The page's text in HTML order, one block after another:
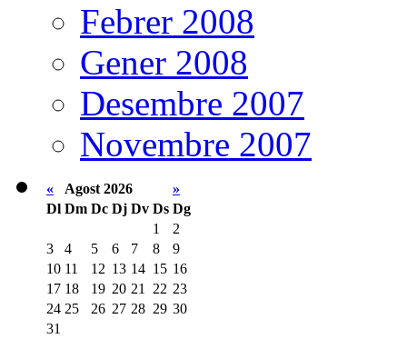
Febrer 2008
Gener 2008
Desembre 2007
Novembre 2007
« Agost 2026
»
Dl Dm Dc Dj Dv Ds Dg
1
2
3
4 5 6 7 8
9
10 11 12 13 14 15 16
17 18 19 20 21 22 23
24 25 26 27 28 29 30
31